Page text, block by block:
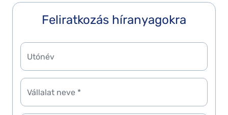
Feliratkozás híranyagokra